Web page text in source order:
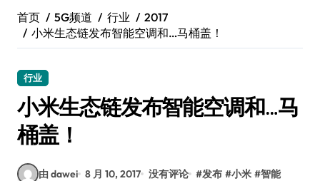
首页 5G频道 行业
2017
小米生态链发布智能空调和…马桶盖！
行业
小米生态链发布智能空调和…马
桶盖！
由 dawei 8 月 10, 2017 没有评论 #发布 #小米 #智能